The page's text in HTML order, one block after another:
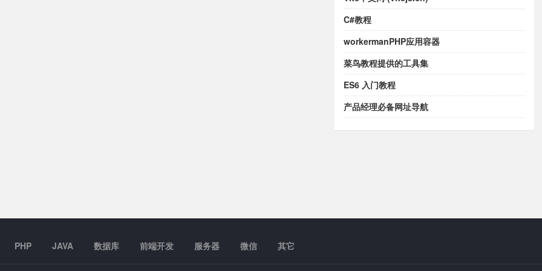
C#教程
workermanPHP应用容器
菜鸟教程提供的工具集
ES6 入门教程
产品经理必备网址导航
PHP JAVA 数据库 前端开发 服务器 微信 其它